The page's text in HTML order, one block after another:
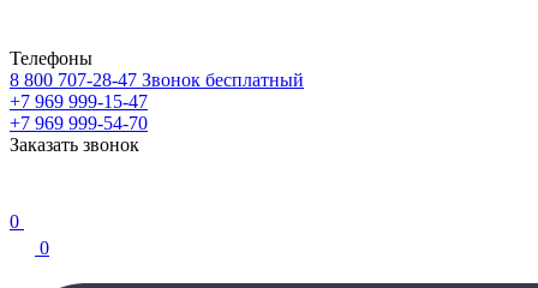
Телефоны
8 800 707-28-47 Звонок бесплатный
+7 969 999-15-47
+7 969 999-54-70
Заказать звонок
0
0